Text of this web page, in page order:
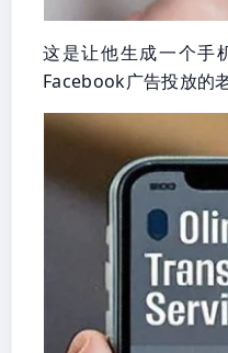
这是让他生成一个手
Facebook广告投放的